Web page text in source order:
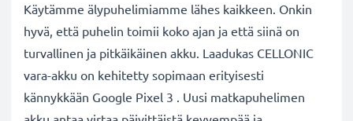
Käytämme älypuhelimiamme lähes kaikkeen. Onkin
hyvä, että puhelin toimii koko ajan ja että siinä on
turvallinen ja pitkäikäinen akku. Laadukas CELLONIC
vara-akku on kehitetty sopimaan erityisesti
kännykkään Google Pixel 3 . Uusi matkapuhelimen